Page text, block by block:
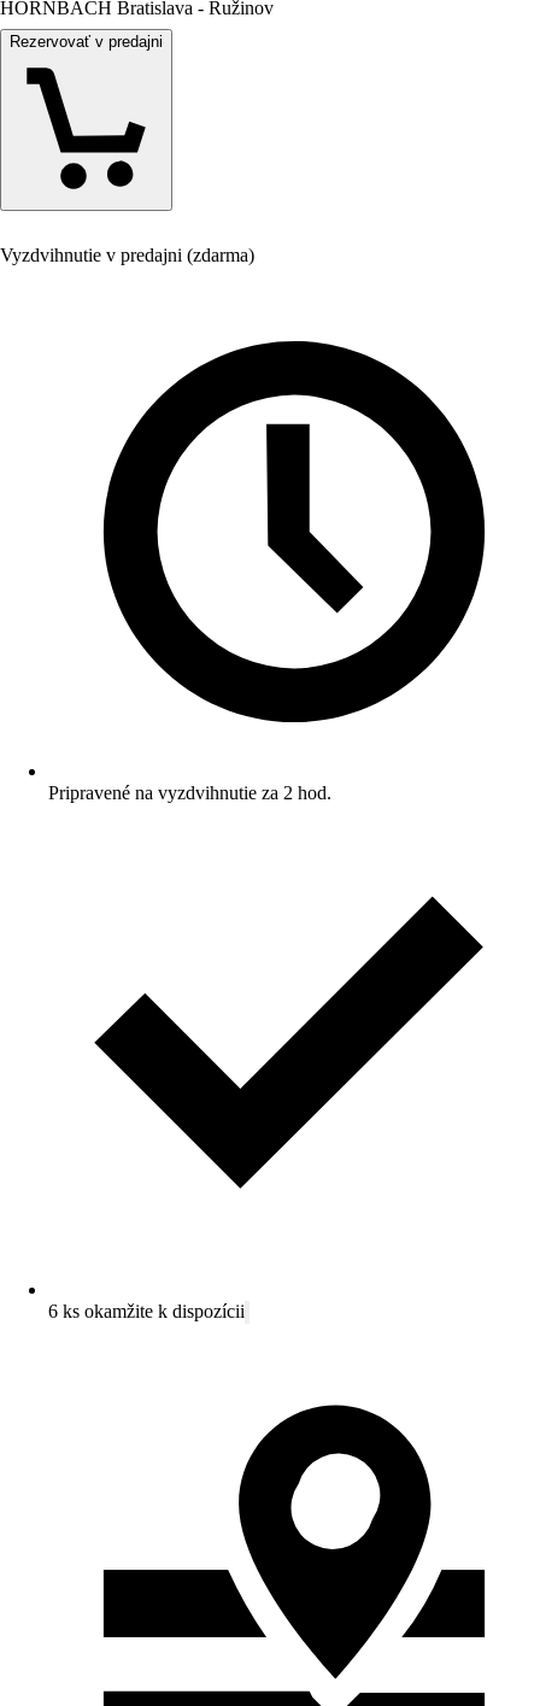
HORNBACH Bratislava - Ružinov
Rezervovať v predajni
Vyzdvihnutie v predajni (zdarma)
Pripravené na vyzdvihnutie za 2 hod.
6 ks okamžite k dispozícii